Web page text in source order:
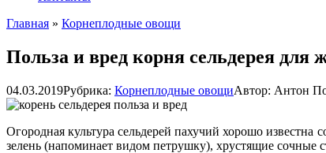
Главная » Корнеплодные овощи
Польза и вред корня сельдерея
04.03.2019Рубрика: Корнеплодные овощиАвтор: Антон
Огородная культура сельдерей пахучий хорошо
зелень (напоминает видом петрушку), хрустящие сочные